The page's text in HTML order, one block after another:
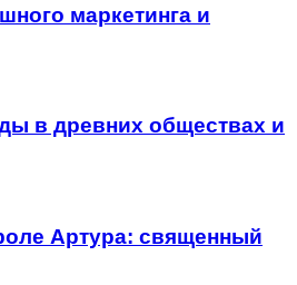
маркетинга и
в древних обществах и
Артура: священный